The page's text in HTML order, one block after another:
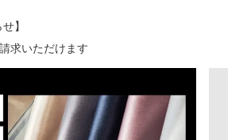
】
求いただけます